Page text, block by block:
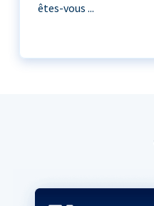
êtes-vous ...